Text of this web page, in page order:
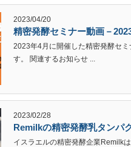
2023/04/20
精密発酵セミナー動画－
2023年4月に開催した精密発酵セ
す。 関連するお知らせ ...
2023/02/28
Remilkの精密発酵乳タンパ
イスラエルの精密発酵企業Remilk